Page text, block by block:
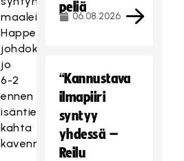
maaleilla
Happeen
johdoksi
jo
6-2
ennen
isäntien
kahta
kavennusta.
peliä
06.08.2026
“Kannustava
ilmapiiri
syntyy
yhdessä –
Reilu